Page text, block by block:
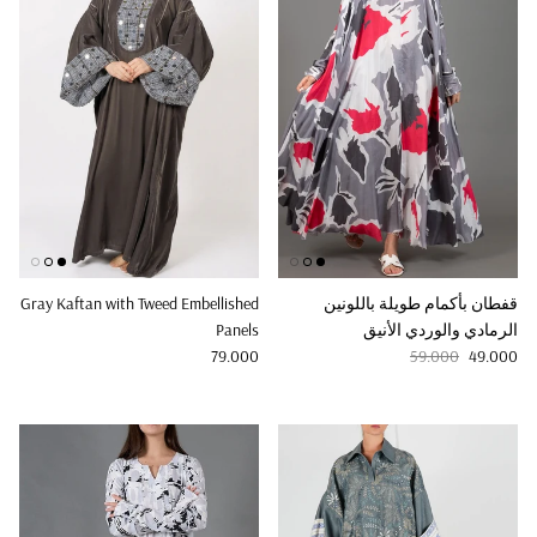
قفطان بأكمام طويلة باللونين
الرمادي والوردي الأنيق
Sale price
49.000
Regular price
59.000
Gray Kaftan with Tweed Embellished
Panels
Regular price
79.000